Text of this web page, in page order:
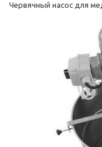
Червячный насос для